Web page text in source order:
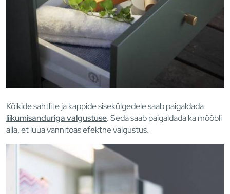
Kõikide sahtlite ja kappide sisekülgedele saab paigaldada
liikumisanduriga valgustuse. Seda saab paigaldada ka mööbli
alla, et luua vannitoas efektne valgustus.